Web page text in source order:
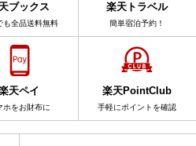
ブックス
も全品送料無料
楽天トラベル
簡単宿泊予約！
天ペイ
ホをお財布に
楽天PointClub
手軽にポイントを確認